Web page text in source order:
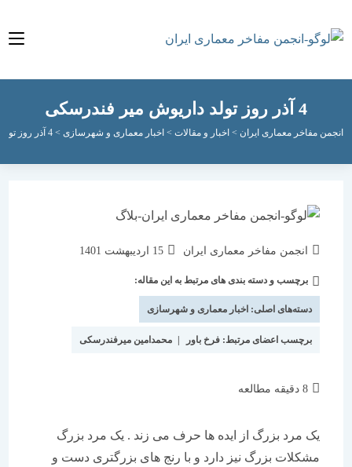
مفاخر معماری ایران > اخبار و مقالات>اخبار معماری و شهرسازی>4 آذر روز تولد داریوش میر فندرسکی
انجمن مفاخر معماری ایران
نوشته
شده
است:
15 اردیبهشت 1401
برچسب و دسته بندی های مرتبط به این مقاله:
دسته‌های اصلی:اخبار معماری و شهرسازی
برچسب اعضای مرتبط: فرخ باور محمدامین میرفندرسکی
یک مرد بزرگ از ایده ها حرف می زند . یک مرد بزرگ
مشکلات بزرگ نیز دارد و با رنج های بزرگتری دست و